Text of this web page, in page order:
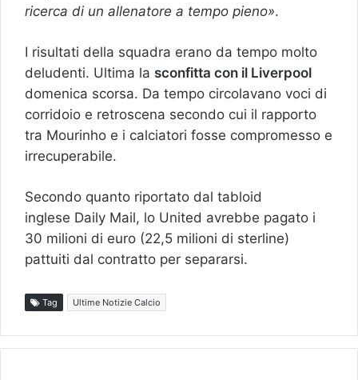
ricerca di un allenatore a tempo pieno».
I risultati della squadra erano da tempo molto
deludenti. Ultima la sconfitta con il Liverpool
domenica scorsa. Da tempo circolavano voci di
corridoio e retroscena secondo cui il rapporto
tra Mourinho e i calciatori fosse compromesso e
irrecuperabile.
Secondo quanto riportato dal tabloid
inglese Daily Mail, lo United avrebbe pagato i
30 milioni di euro (22,5 milioni di sterline)
pattuiti dal contratto per separarsi.
Tag Ultime Notizie Calcio